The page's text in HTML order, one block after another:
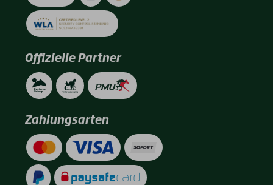
Offizielle Partner
Zahlungsarten